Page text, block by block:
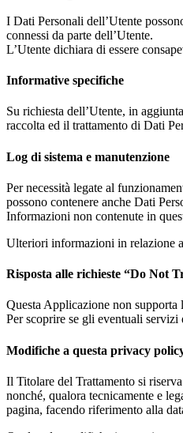
I Dati Personali dell’Utente
connessi da parte dell’Utente.
L’Utente dichiara di essere
Informative specifiche
Su richiesta dell’Utente, in
raccolta ed il trattamento di Dati
Log di sistema e manutenzione
Per necessità legate al
possono contenere anche Dati
Informazioni non contenute in
Ulteriori informazioni in relazione
Risposta alle richieste “Do Not
Questa Applicazione non
Per scoprire se gli eventuali
Modifiche a questa privacy
Il Titolare del Trattamento si
nonché, qualora tecnicamente e
pagina, facendo riferimento alla